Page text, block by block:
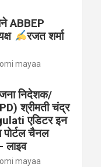
ABBEP
रजत शर्मा
mayaa
निदेशक/
श्रीमती चंद्र
एडिटर इन
पोर्टल चैनल
लाइव
mayaa